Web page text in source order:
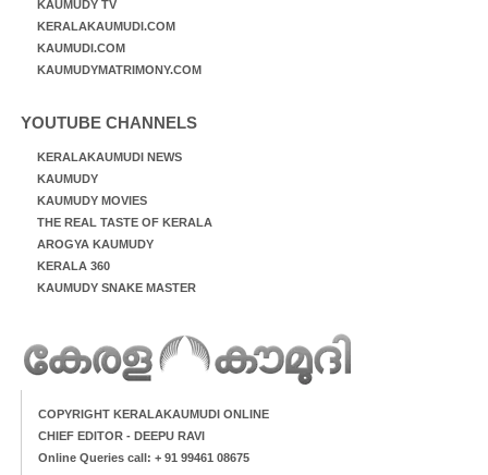
KAUMUDY TV
KERALAKAUMUDI.COM
KAUMUDI.COM
KAUMUDYMATRIMONY.COM
YOUTUBE CHANNELS
KERALAKAUMUDI NEWS
KAUMUDY
KAUMUDY MOVIES
THE REAL TASTE OF KERALA
AROGYA KAUMUDY
KERALA 360
KAUMUDY SNAKE MASTER
COPYRIGHT KERALAKAUMUDI ONLINE
CHIEF EDITOR - DEEPU RAVI
Online Queries call: + 91 99461 08675